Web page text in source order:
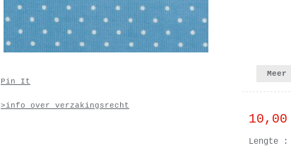
Pin It
>info over verzakingsrecht
10,00
Lengte :